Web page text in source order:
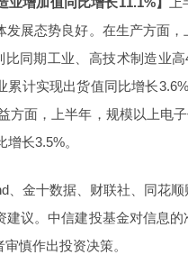
展态势良好。在生产方面
同期工业、高技术制造业
累计实现出货值同比增长
方面，上半年，规模以上电
增长3.5%。
、金十数据、财联社、同花
议。中信建投基金对信息
慎作出投资决策。